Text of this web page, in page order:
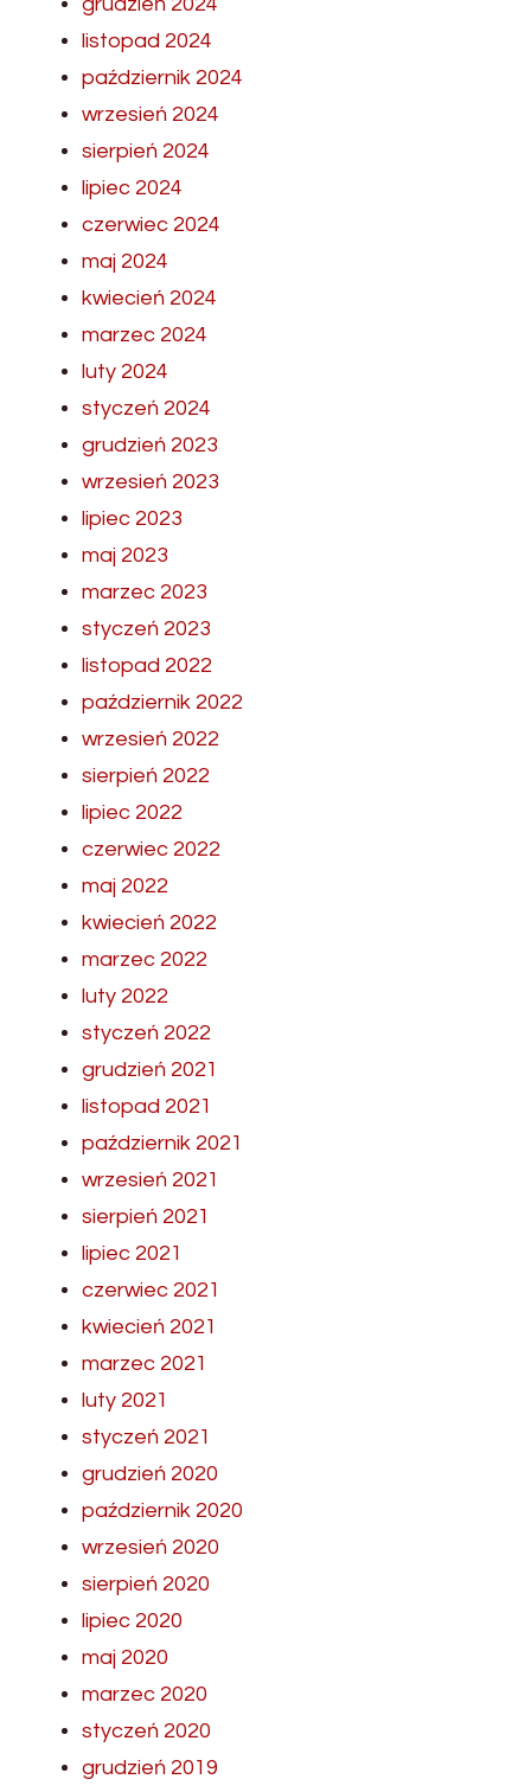
listopad 2024
październik 2024
wrzesień 2024
sierpień 2024
lipiec 2024
czerwiec 2024
maj 2024
kwiecień 2024
marzec 2024
luty 2024
styczeń 2024
grudzień 2023
wrzesień 2023
lipiec 2023
maj 2023
marzec 2023
styczeń 2023
listopad 2022
październik 2022
wrzesień 2022
sierpień 2022
lipiec 2022
czerwiec 2022
maj 2022
kwiecień 2022
marzec 2022
luty 2022
styczeń 2022
grudzień 2021
listopad 2021
październik 2021
wrzesień 2021
sierpień 2021
lipiec 2021
czerwiec 2021
kwiecień 2021
marzec 2021
luty 2021
styczeń 2021
grudzień 2020
październik 2020
wrzesień 2020
sierpień 2020
lipiec 2020
maj 2020
marzec 2020
styczeń 2020
grudzień 2019